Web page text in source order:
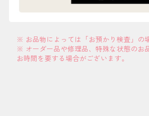
※ お品物によっては「お預かり検査」の
※ オーダー品や修理品、特殊な状態のお
お時間を要する場合がございます。